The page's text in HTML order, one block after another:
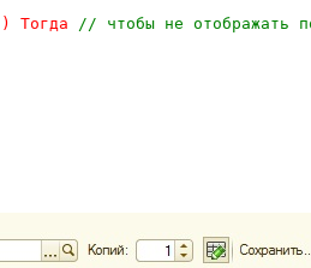
) Тогда
// чтобы не отображать